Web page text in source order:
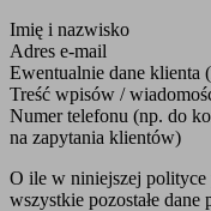
Imię i nazwisko
Adres e-mail
Ewentualnie dane klienta
Treść wpisów /
Numer telefonu (np. do
na zapytania klientów)
O ile w niniejszej polityce
wszystkie pozostałe